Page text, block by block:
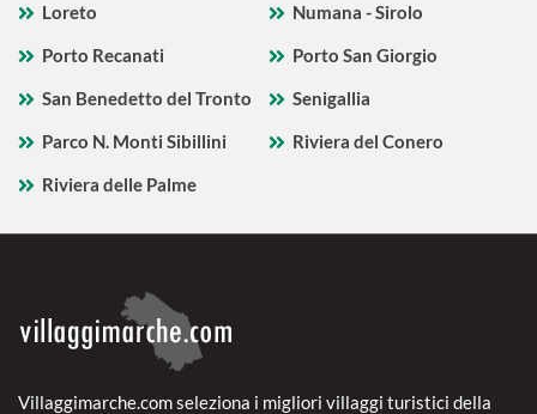
Loreto
Numana - Sirolo
Porto Recanati
Porto San Giorgio
San Benedetto del Tronto
Senigallia
Parco N. Monti Sibillini
Riviera del Conero
Riviera delle Palme
Villaggimarche.com seleziona i migliori villaggi turistici della